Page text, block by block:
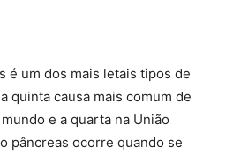
é um dos mais letais tipos de
quinta causa mais comum de
e a quarta na União
pâncreas ocorre quando se